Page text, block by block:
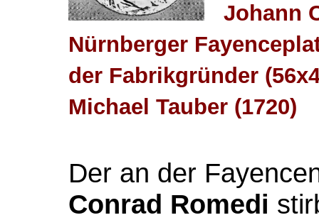
Johann
Nürnberger
der Fabrikgründer
Michael Tauber (1720)
Der an der
Conrad Romedi